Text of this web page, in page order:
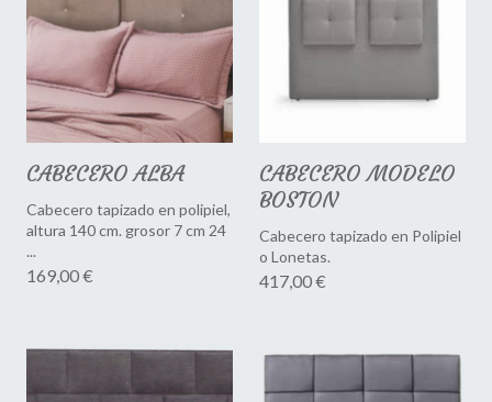
CABECERO ALBA
Cabecero tapizado en polipiel,
altura 140 cm. grosor 7 cm 24
...
169,00 €
CABECERO MODELO
BOSTON
Cabecero tapizado en Polipiel
o Lonetas.
417,00 €